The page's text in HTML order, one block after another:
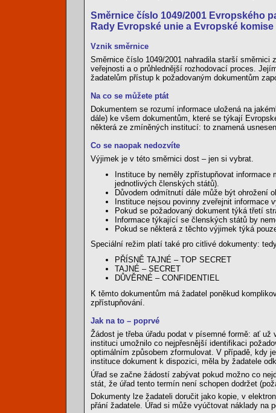
Směrnice číslo 1049/2001 Evropského
Rady Evropské unie a Evropské komise
Vznik směrnice
Směrnice číslo 1049/2001 nahradila starší
veřejnosti a o průhlednější rozhodovací proces.
žadatelům přístup k požadovaným dokumentům
Na co se můžete ptát
Dokumentem se rozumí informace uložená na
dále) ke všem dokumentům, které se týkají
některá ze zmíněných institucí: to znamená
Co se naopak nedozvíte
Výjimek je v této směrnici dost – jen si vybrat.
Instituce by neměly zpřístupňovat informace
jednotlivých členských států).
Důvodem odmítnutí dále může být ohrožení
Instituce nejsou povinny zveřejnit informace
Pokud se požadovaný dokument týká třetí
Informace týkající se členských států by
Pokud se některá z těchto výjimek týká
Speciální režim platí také pro citlivé dokumenty:
PŘÍSNĚ TAJNÉ – TOP SECRET
TAJNÉ – SECRET
DŮVĚRNÉ – CONFIDENTIEL
K těmto dokumentům má žadatel poněkud
zpřístupňování.
Jak na to – poprvé
Žádost je třeba úřadu podat v písemné formě: ať
instituci umožnilo co nejpřesnější identifikaci
optimálním způsobem zformulovat. V případě, kdy
instituce dokument k dispozici, měla by žadatele
Úřad se začne žádostí zabývat pokud možno co
stát, že úřad tento termín není schopen dodržet
Dokumenty lze žadateli doručit jako kopie, v
přání žadatele. Úřad si může vyúčtovat náklady